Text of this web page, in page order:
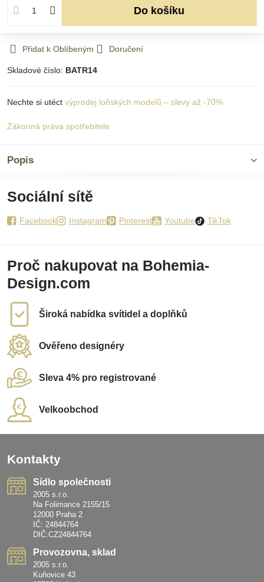
Do košíku
Přidat k Oblíbeným Doručení
Skladové číslo: BATR14
Nechte si utéct výprodej loňských modelů – slevy až -70%
Zákonná práva spotřebitele
Popis
Sociální sítě
Facebook Instagram Pinterest Youtube TikTok
Proč nakupovat na Bohemia-
Design.com
Široká nabídka svítidel a doplňků
Ověřeno designéry
Sleva 4% pro registrované
Velkoobchod
Kontakty
Sídlo společnosti
2005 s.r.o.
Na Folimance 2155/15
12000 Praha 2
IČ: 24844764
DIČ:CZ24844764
Provozovna, sklad
2005 s.r.o.
Kuňovice 43